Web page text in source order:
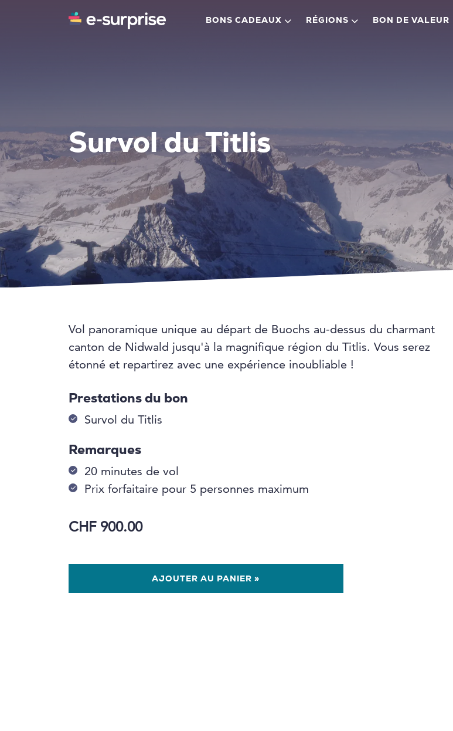
BONS CADEAUX RÉGIONS BON DE VALEUR
Survol du Titlis
Vol panoramique unique au départ de Buochs au-dessus du charmant
canton de Nidwald jusqu'à la magnifique région du Titlis. Vous serez
étonné et repartirez avec une expérience inoubliable !
Prestations du bon
Survol du Titlis
Remarques
20 minutes de vol
Prix forfaitaire pour 5 personnes maximum
CHF 900.00
AJOUTER AU PANIER »